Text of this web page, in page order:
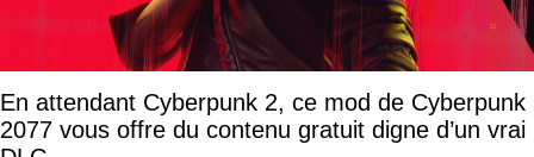
En attendant Cyberpunk 2, ce mod de Cyberpunk
2077 vous offre du contenu gratuit digne d’un vrai